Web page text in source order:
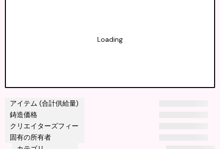
アイテム (合計供給量)
鋳造価格
クリエイターズフィー
固有の所有者
Loading